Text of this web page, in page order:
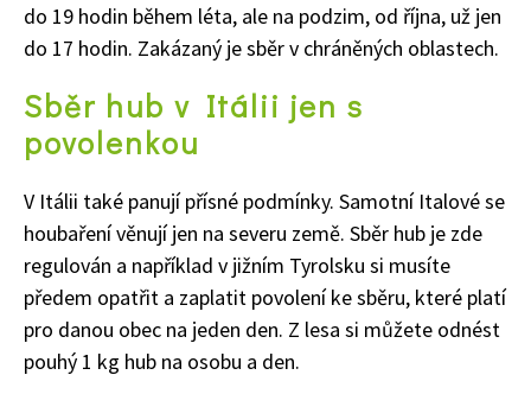
do 19 hodin během léta, ale na podzim, od října, už jen
do 17 hodin. Zakázaný je sběr v chráněných oblastech.
Sběr hub v Itálii jen s
povolenkou
V Itálii také panují přísné podmínky. Samotní Italové se
houbaření věnují jen na severu země. Sběr hub je zde
regulován a například v jižním Tyrolsku si musíte
předem opatřit a zaplatit povolení ke sběru, které platí
pro danou obec na jeden den. Z lesa si můžete odnést
pouhý 1 kg hub na osobu a den.